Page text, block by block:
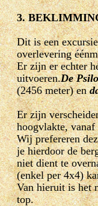
3.
Dit is een
overlevering
Er zijn er echter
uitvoeren.De
(2456 meter) en
Er zijn
hoogvlakte,
Wij prefereren
je hierdoor de
niet dient te
(enkel per 4x4)
Van hieruit is het
top.